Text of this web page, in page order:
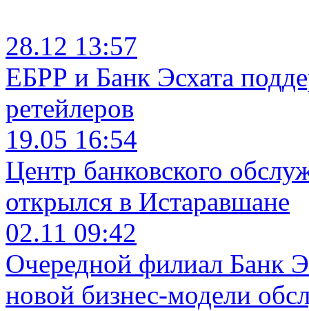
28.12 13:57
ЕБРР и Банк Эсхата
ретейлеров
19.05 16:54
Центр банковского
открылся в Истаравшане
02.11 09:42
Очередной филиал Банк
новой бизнес-модели